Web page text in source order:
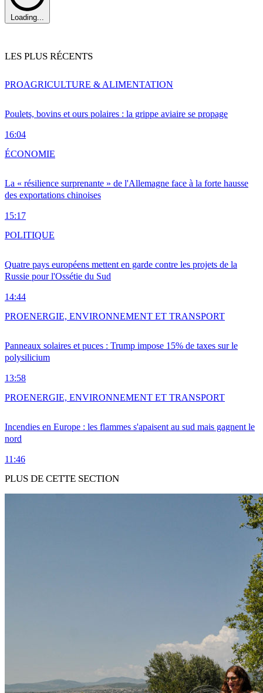
Loading...
LES PLUS RÉCENTS
Poulets, bovins et ours polaires : la grippe aviaire se propage
16:04
PROAGRICULTURE & ALIMENTATION
La « résilience surprenante » de l'Allemagne face à la forte hausse
des exportations chinoises
15:17
ÉCONOMIE
Quatre pays européens mettent en garde contre les projets de la
Russie pour l'Ossétie du Sud
14:44
POLITIQUE
Panneaux solaires et puces : Trump impose 15% de taxes sur le
polysilicium
13:58
PROENERGIE, ENVIRONNEMENT ET TRANSPORT
Incendies en Europe : les flammes s'apaisent au sud mais gagnent le
nord
11:46
PROENERGIE, ENVIRONNEMENT ET TRANSPORT
PLUS DE CETTE SECTION